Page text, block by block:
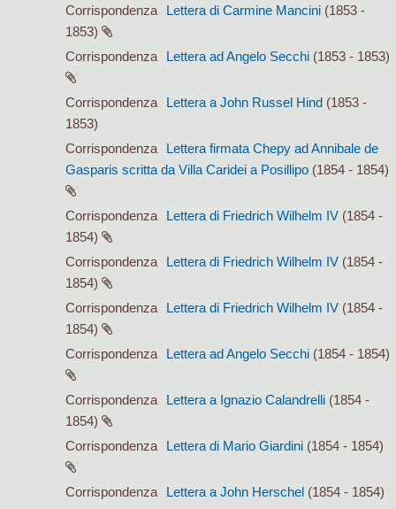
Corrispondenza
Lettera di Carmine Mancini (1853 -
1853)
Corrispondenza
Lettera ad Angelo Secchi (1853 - 1853)
Corrispondenza Lettera a John Russel Hind (1853 -
1853)
Corrispondenza
Lettera firmata Chepy ad Annibale de
Gasparis scritta da Villa Caridei a Posillipo (1854 - 1854)
Corrispondenza Lettera di Friedrich Wilhelm IV (1854 -
1854)
Corrispondenza
Lettera di Friedrich Wilhelm IV (1854 -
1854)
Corrispondenza
Lettera di Friedrich Wilhelm IV (1854 -
1854)
Corrispondenza
Lettera ad Angelo Secchi (1854 - 1854)
Corrispondenza Lettera a Ignazio Calandrelli (1854 -
1854)
Corrispondenza
Lettera di Mario Giardini (1854 - 1854)
Corrispondenza Lettera a John Herschel (1854 - 1854)